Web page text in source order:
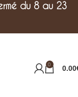
0 0.00
du 8 au 23